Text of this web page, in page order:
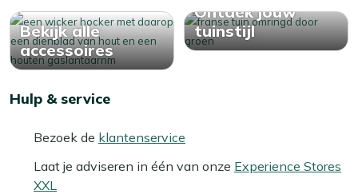
Bekijk alle
accessoires
Ontdek jouw
tuinstijl
Hulp & service
Bezoek de klantenservice
Laat je adviseren in één van onze Experience Stores
XXL